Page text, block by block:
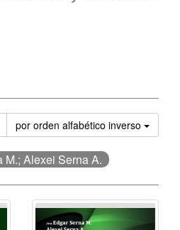
por orden alfabético inverso
M.; Alexei Serna A.